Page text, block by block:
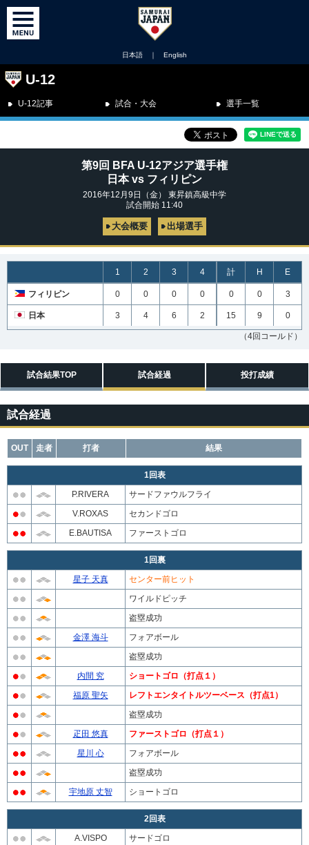
日本語 ｜ English
U-12
U-12記事 試合・大会 選手一覧
第9回 BFA U-12アジア選手権
日本 vs フィリピン
2016年12月9日（金） 東昇鎮高級中学
試合開始 11:40
大会概要 出場選手
1 2 3 4 計 H E
フィリピン 0 0 0 0 0 0 3
日本 3 4 6 2 15 9 0
（4回コールド）
試合結果TOP 試合経過 投打成績
試合経過
OUT 走者 打者 結果
1回表
P.RIVERA
サードファウルフライ
V.ROXAS
セカンドゴロ
E.BAUTISA
ファーストゴロ
1回裏
星子 天真
センター前ヒット
ワイルドピッチ
盗塁成功
金澤 海斗
フォアボール
盗塁成功
内間 究
ショートゴロ（打点１）
福原 聖矢
レフトエンタイトルツーベース（打点1）
盗塁成功
疋田 悠真
ファーストゴロ（打点１）
星川 心
フォアボール
盗塁成功
宇地原 丈智
ショートゴロ
2回表
A.VISPO
サードゴロ